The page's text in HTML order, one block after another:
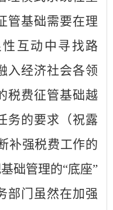
管基础需要在理
互动中寻找路
入经济社会各领
税费征管基础越
务的要求（祝露
补强税费工作的
础管理的“底座”
部门虽然在加强